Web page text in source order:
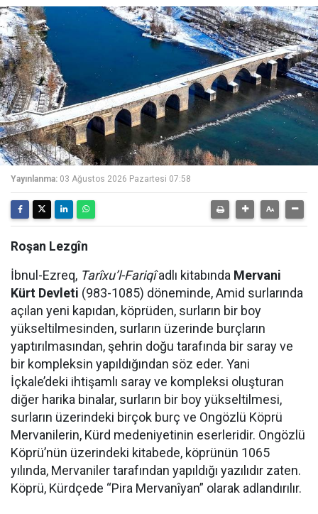
Yayınlanma: 03 Ağustos 2026 Pazartesi 07:58
Roşan Lezgîn
İbnul-Ezreq, Tarîxu’l-Fariqîadlı kitabında Mervani
Kürt Devleti (983-1085) döneminde, Amid surlarında
açılan yeni kapıdan, köprüden, surların bir boy
yükseltilmesinden, surların üzerinde burçların
yaptırılmasından, şehrin doğu tarafında bir saray ve
bir kompleksin yapıldığından söz eder. Yani
İçkale’deki ihtişamlı saray ve kompleksi oluşturan
diğer harika binalar, surların bir boy yükseltilmesi,
surların üzerindeki birçok burç ve Ongözlü Köprü
Mervanilerin, Kürd medeniyetinin eserleridir. Ongözlü
Köprü’nün üzerindeki kitabede, köprünün 1065
yılında, Mervaniler tarafından yapıldığı yazılıdır zaten.
Köprü, Kürdçede “Pira Mervanîyan” olarak adlandırılır.